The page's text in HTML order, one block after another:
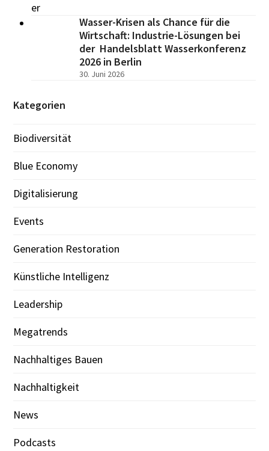
Wasser-Krisen als Chance für die
Wirtschaft: Industrie-Lösungen bei
der Handelsblatt Wasserkonferenz
2026 in Berlin
30. Juni 2026
Kategorien
Biodiversität
Blue Economy
Digitalisierung
Events
Generation Restoration
Künstliche Intelligenz
Leadership
Megatrends
Nachhaltiges Bauen
Nachhaltigkeit
News
Podcasts